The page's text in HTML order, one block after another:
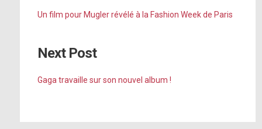
Un film pour Mugler révélé à la Fashion Week de Paris
Next Post
Gaga travaille sur son nouvel album !